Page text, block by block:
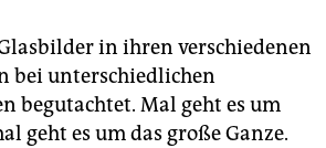
in ihren verschiedenen
bei unterschiedlichen
begutachtet. Mal geht es um
geht es um das große Ganze.